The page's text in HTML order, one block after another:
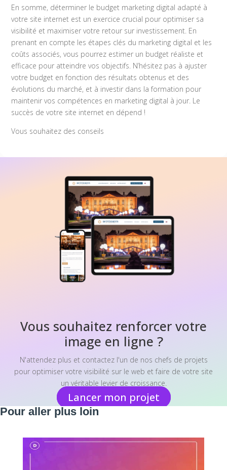
En somme, déterminer le budget marketing digital adapté à
votre site internet est un exercice crucial pour optimiser sa
visibilité et maximiser votre retour sur investissement. En
prenant en compte les étapes clés du marketing digital et les
coûts associés, vous pourrez estimer un budget réaliste et
efficace pour atteindre vos objectifs. N’hésitez pas à ajuster
votre budget en fonction des résultats obtenus et des
évolutions du marché, et à investir dans la formation pour
maintenir vos compétences en marketing digital à jour. Le
succès de votre site internet en dépend !
Vous souhaitez des conseils
Vous souhaitez renforcer votre
image en ligne ?
N'attendez plus et contactez l'un de nos chefs de projets
pour optimiser votre visibilité sur le web et faire de votre site
un véritable levier de croissance.
Lancer mon projet
Pour aller plus loin